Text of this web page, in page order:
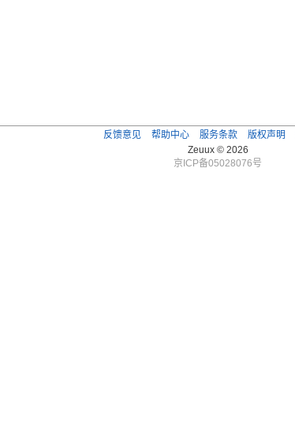
反馈意见 帮助中心 服务条款 版权声明
Zeuux © 2026
京ICP备05028076号